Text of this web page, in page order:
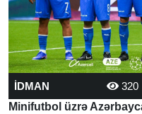
İDMAN 320
Minifutbol üzrə